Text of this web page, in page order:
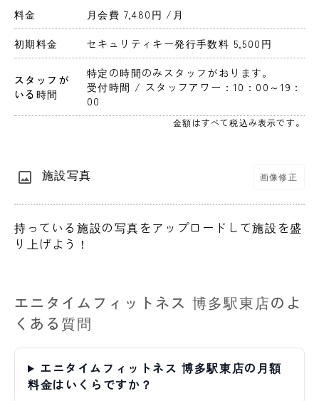
料金 月会費 7,480円 /月
初期料金 セキュリティキー発行手数料 5,500円
スタッフが
いる時間
特定の時間のみスタッフがおります。
受付時間 / スタッフアワー：10：00～19：
00
金額はすべて税込み表示です。
施設写真 画像修正
持っている施設の写真をアップロードして施設を盛
り上げよう！
エニタイムフィットネス 博多駅東店のよ
くある質問
エニタイムフィットネス 博多駅東店の月額
料金はいくらですか？